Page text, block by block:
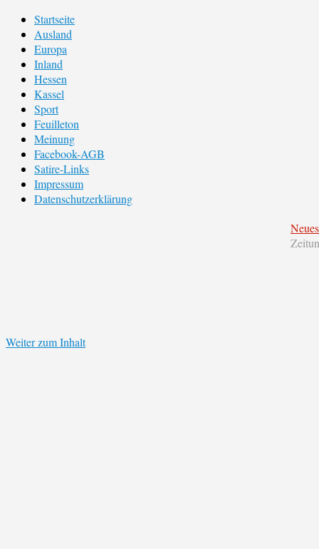
Startseite
Ausland
Europa
Inland
Hessen
Kassel
Sport
Feuilleton
Meinung
Facebook-AGB
Satire-Links
Impressum
Datenschutzerklärung
Weiter zum Inhalt